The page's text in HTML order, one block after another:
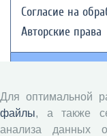
Согласие на
Авторские права
Памятка
Положение о
Для оптимальной
файлы, а также
анализа данных